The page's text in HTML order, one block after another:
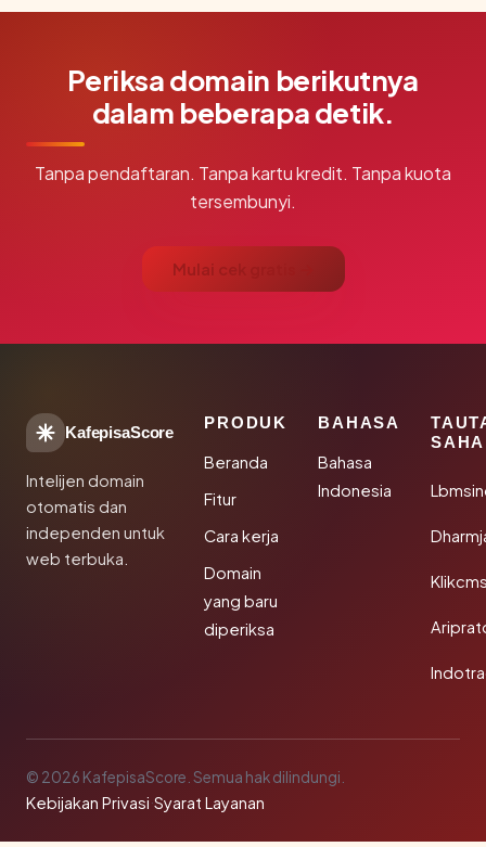
Periksa domain berikutnya
dalam beberapa detik.
Tanpa pendaftaran. Tanpa kartu kredit. Tanpa kuota
tersembunyi.
Mulai cek gratis →
KafepisaScore
Intelijen domain
otomatis dan
independen untuk
web terbuka.
PRODUK
Beranda
Fitur
Cara kerja
Domain
yang baru
diperiksa
BAHASA
Bahasa
Indonesia
© 2026 KafepisaScore. Semua hak dilindungi.
Kebijakan Privasi·Syarat Layanan